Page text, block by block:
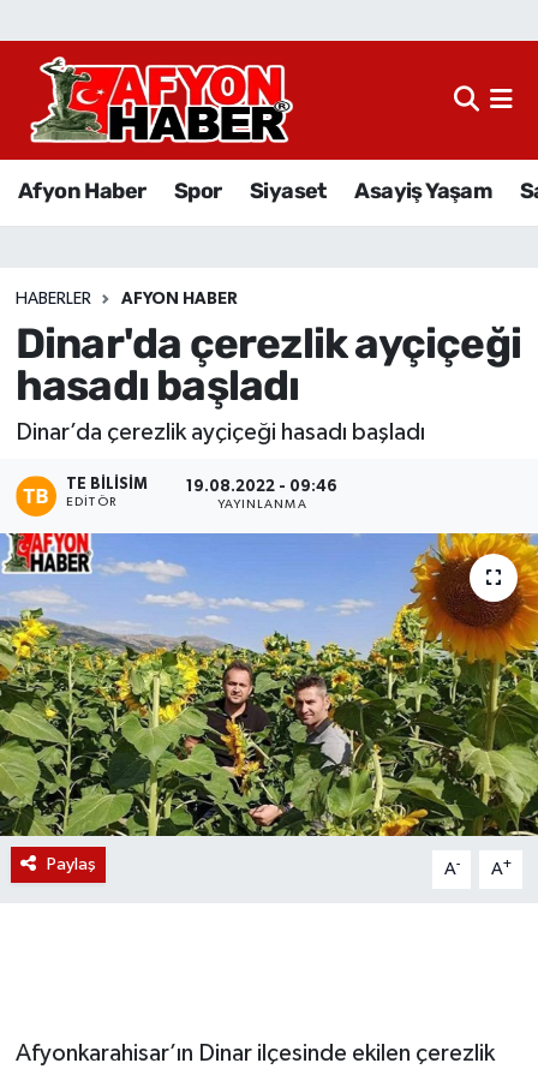
Afyon Haber Spor Siyaset Asayiş Yaşam
HABERLER AFYON HABER
Dinar'da çerezlik ayçiçeği
hasadı başladı
Dinar’da çerezlik ayçiçeği hasadı başladı
TE BILISIM
EDITÖR
19.08.2022 - 09:46
YAYINLANMA
Paylaş A- A+
Afyonkarahisar’ın Dinar ilçesinde ekilen çerezlik
Afyon Haber
Sağlık
Eğitim
Magazin
Etkinlikler